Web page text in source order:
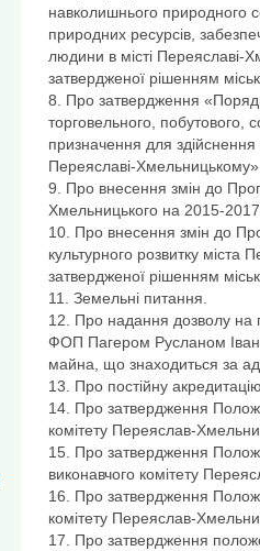
навколишнього природного
природних ресурсів,
людини в місті
затвердженої рішенням
8. Про затвердження
торговельного, побутового,
призначення для здійснення
Переяславі-Хмельницькому»
9. Про внесення змін до
Хмельницького на 2015-
10. Про внесення змін до
культурного розвитку міста
затвердженої рішенням
11. Земельні питання.
12. Про надання дозволу на
ФОП Пагером Русланом
майна, що знаходиться за
13. Про постійну
14. Про затвердження
комітету Переяслав-
15. Про затвердження
виконавчого комітету
16. Про затвердження
комітету Переяслав-
17. Про затвердження